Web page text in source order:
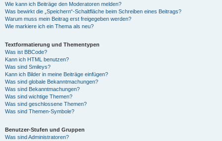
Wie kann ich Beiträge den Moderatoren melden?
Was bewirkt die „Speichern“-Schaltfläche beim Schreiben eines Beitrags?
Warum muss mein Beitrag erst freigegeben werden?
Wie markiere ich ein Thema als neu?
Textformatierung und Thementypen
Was ist BBCode?
Kann ich HTML benutzen?
Was sind Smileys?
Kann ich Bilder in meine Beiträge einfügen?
Was sind globale Bekanntmachungen?
Was sind Bekanntmachungen?
Was sind wichtige Themen?
Was sind geschlossene Themen?
Was sind Themen-Symbole?
Benutzer-Stufen und Gruppen
Was sind Administratoren?